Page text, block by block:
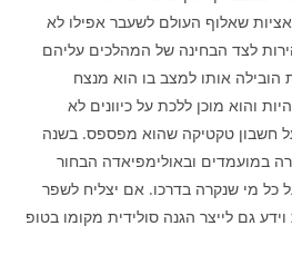
שאלוף העולם לשעבר אפילו לא
לצד הבחינה של המהלכים עליהם
אותו למצב בו הוא מנצח
והוא מוכן ללכת על כיוונים לא
חשבון טקטיקה שהוא מפספס. בשנה
במועמדים ובאולימפיאדה הבחור
כל מי שנקרה בדרכו. אם יצליח לשפר
גם לייצר הגנה סולידית מקומו בטופ